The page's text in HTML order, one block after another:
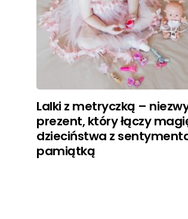
Lalki z metryczką –
prezent, który łączy
dzieciństwa z
pamiątką